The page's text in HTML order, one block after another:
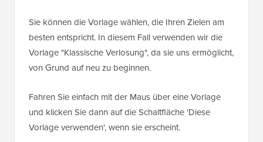
Sie können die Vorlage wählen, die Ihren Zielen am
besten entspricht. In diesem Fall verwenden wir die
Vorlage "Klassische Verlosung", da sie uns ermöglicht,
von Grund auf neu zu beginnen.
Fahren Sie einfach mit der Maus über eine Vorlage
und klicken Sie dann auf die Schaltfläche 'Diese
Vorlage verwenden', wenn sie erscheint.